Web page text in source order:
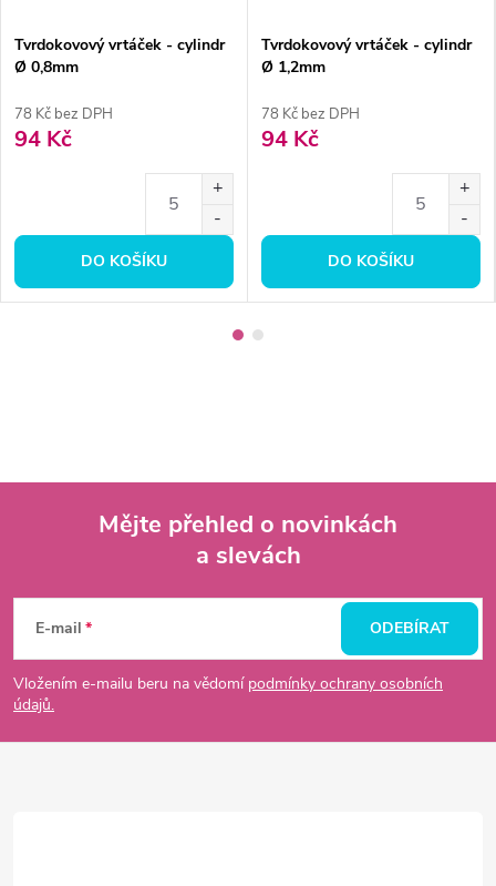
Tvrdokovový vrtáček - cylindr
Ø 0,8mm
78 Kč bez DPH
94 Kč
DO KOŠÍKU
Tvrdokovový vrtáček - cylindr
Ø 1,2mm
78 Kč bez DPH
94 Kč
DO KOŠÍKU
p
a
Mějte přehled o novinkách
a slevách
E-mail
Vložením e-mailu beru na vědomí podmínky ochrany osobních
údajů.
ODEBÍRAT